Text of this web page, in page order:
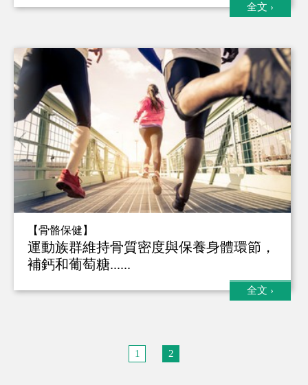
全文 ›
【骨骼保健】
運動族群維持骨質密度與保養身體環節，
補鈣和葡萄糖......
全文 ›
1 2